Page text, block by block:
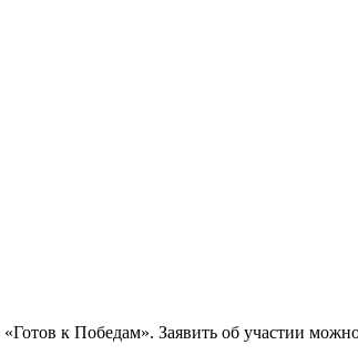
к Победам». Заявить об участии можно